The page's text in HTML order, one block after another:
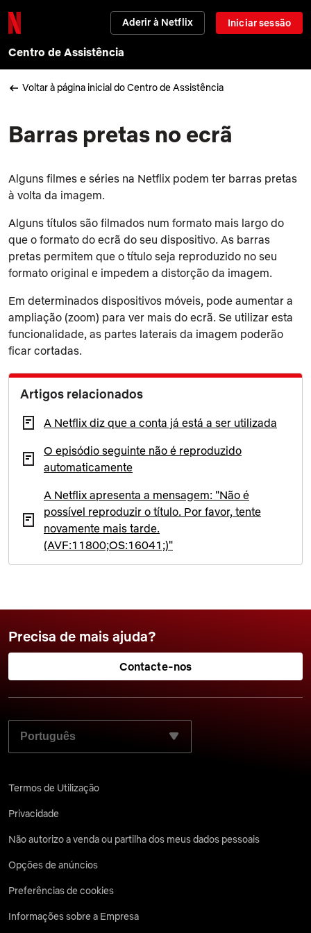
Aderir à Netflix Iniciar sessão
Centro de Assistência
Voltar à página inicial do Centro de Assistência
Barras pretas no ecrã
Alguns filmes e séries na Netflix podem ter barras pretas
à volta da imagem.
Alguns títulos são filmados num formato mais largo do
que o formato do ecrã do seu dispositivo. As barras
pretas permitem que o título seja reproduzido no seu
formato original e impedem a distorção da imagem.
Em determinados dispositivos móveis, pode aumentar a
ampliação (zoom) para ver mais do ecrã. Se utilizar esta
funcionalidade, as partes laterais da imagem poderão
ficar cortadas.
Artigos relacionados
A Netflix diz que a conta já está a ser utilizada
O episódio seguinte não é reproduzido
automaticamente
A Netflix apresenta a mensagem: "Não é
possível reproduzir o título. Por favor, tente
novamente mais tarde.
(AVF:11800;OS:16041;)"
Precisa de mais ajuda?
Contacte-nos
SELECIONE O SEU IDIOMA PREFERIDO:
Termos de Utilização
Privacidade
Não autorizo a venda ou partilha dos meus dados pessoais
Opções de anúncios
Preferências de cookies
Informações sobre a Empresa